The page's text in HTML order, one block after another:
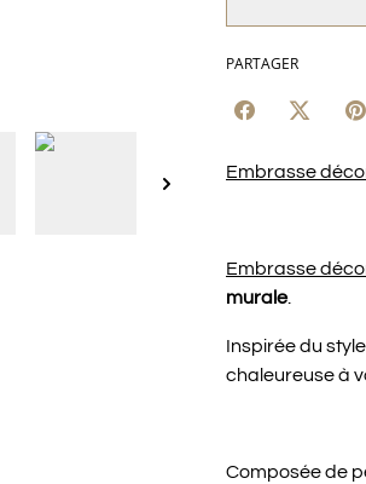
PARTAGER
Embrasse
Embrasse
murale.
Inspirée du
chaleureuse à
Composée de